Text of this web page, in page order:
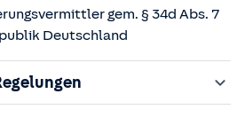
gem. § 34d Abs. 7
Deutschland